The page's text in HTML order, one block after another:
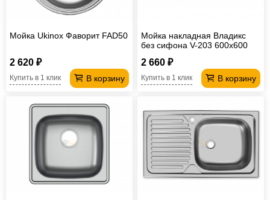
Мойка Ukinox Фаворит FAD50
2 620 ₽
В корзину
Купить в 1 клик
Мойка накладная Владикс
без сифона V-203 600x600
2 660 ₽
В корзину
Купить в 1 клик